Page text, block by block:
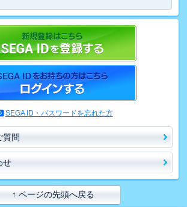
SEGA ID・パスワードを忘れた方
質問
せ
↑ ページの先頭へ戻る